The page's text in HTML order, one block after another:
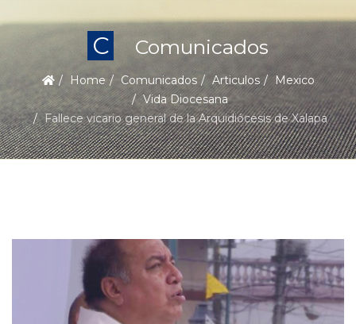
C Comunicados
Home Comunicados Articulos
Mexico
Vida Diocesana
Fallece vicario general de la Arquidiócesis de Xalapa